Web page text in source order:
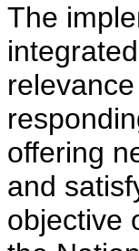
The
offering
and
objective